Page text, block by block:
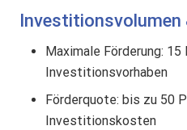
Investitionsvolumen
Maximale Förderung:
Investitionsvorhaben
Förderquote: bis zu 50
Investitionskosten